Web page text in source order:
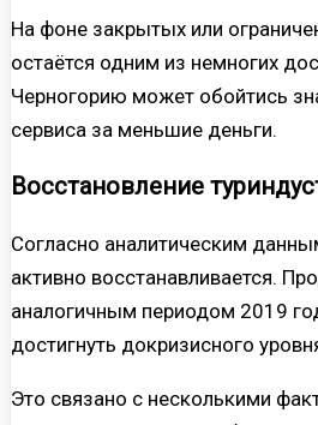
На фоне закрытых или
остаётся одним из немногих
Черногорию может обойтись
сервиса за меньшие деньги.
Восстановление
Согласно аналитическим
активно восстанавливается.
аналогичным периодом 2019
достигнуть докризисного
Это связано с несколькими